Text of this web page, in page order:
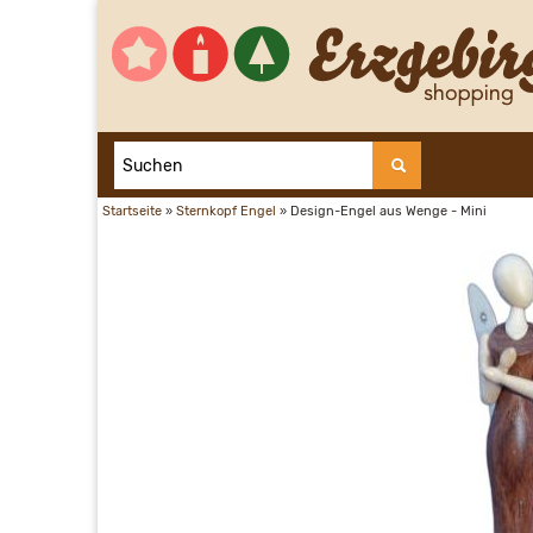
Startseite » Sternkopf Engel » Design-Engel aus Wenge - Mini